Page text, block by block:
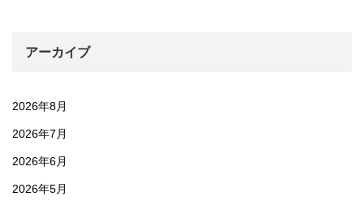
アーカイブ
2026年8月
2026年7月
2026年6月
2026年5月